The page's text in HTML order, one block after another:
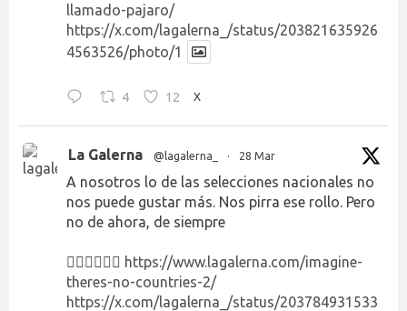
llamado-pajaro/
https://x.com/lagalerna_/status/203821635926
4563526/photo/1
4 12 X
La Galerna @lagalerna_ · 28 Mar
A nosotros lo de las selecciones nacionales no
nos puede gustar más. Nos pirra ese rollo. Pero
no de ahora, de siempre
👉🏻👉🏻👉🏻 https://www.lagalerna.com/imagine-
theres-no-countries-2/
https://x.com/lagalerna_/status/203784931533